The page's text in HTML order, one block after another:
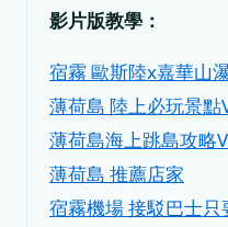
影片版教學：
宿霧 歐斯陸x嘉華山
薄荷島 陸上必玩景點
薄荷島海上跳島攻略
薄荷島 推薦店家
宿霧機場 接駁巴士